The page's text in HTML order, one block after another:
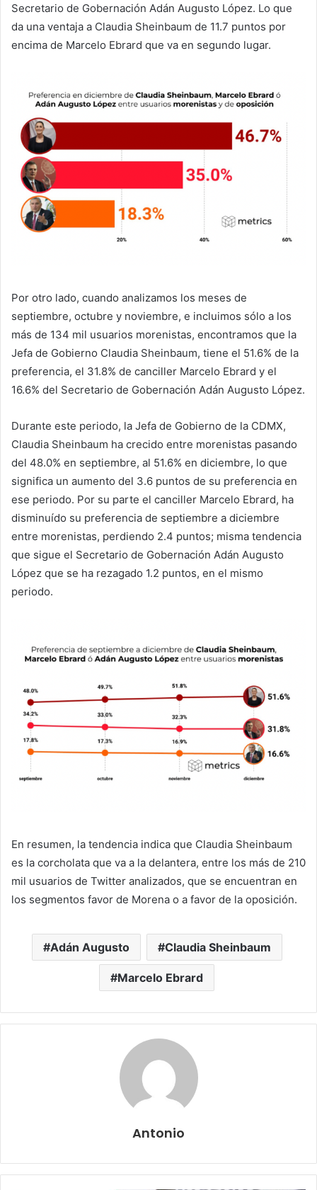
Secretario de Gobernación Adán Augusto López. Lo que
da una ventaja a Claudia Sheinbaum de 11.7 puntos por
encima de Marcelo Ebrard que va en segundo lugar.
Por otro lado, cuando analizamos los meses de
septiembre, octubre y noviembre, e incluimos sólo a los
más de 134 mil usuarios morenistas, encontramos que la
Jefa de Gobierno Claudia Sheinbaum, tiene el 51.6% de la
preferencia, el 31.8% de canciller Marcelo Ebrard y el
16.6% del Secretario de Gobernación Adán Augusto López.
Durante este periodo, la Jefa de Gobierno de la CDMX,
Claudia Sheinbaum ha crecido entre morenistas pasando
del 48.0% en septiembre, al 51.6% en diciembre, lo que
significa un aumento del 3.6 puntos de su preferencia en
ese periodo. Por su parte el canciller Marcelo Ebrard, ha
disminuído su preferencia de septiembre a diciembre
entre morenistas, perdiendo 2.4 puntos; misma tendencia
que sigue el Secretario de Gobernación Adán Augusto
López que se ha rezagado 1.2 puntos, en el mismo
periodo.
En resumen, la tendencia indica que Claudia Sheinbaum
es la corcholata que va a la delantera, entre los más de 210
mil usuarios de Twitter analizados, que se encuentran en
los segmentos favor de Morena o a favor de la oposición.
Adán Augusto Claudia Sheinbaum
Marcelo Ebrard
Antonio